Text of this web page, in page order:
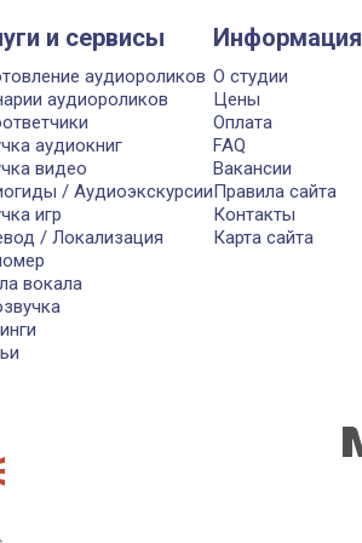
и сервисы
аудиороликов
аудиороликов
аудиокниг
видео
/ Аудиоэкскурсии
игр
/ Локализация
вокала
Информация
О студии
Цены
Оплата
FAQ
Вакансии
Правила сайта
Контакты
Карта сайта